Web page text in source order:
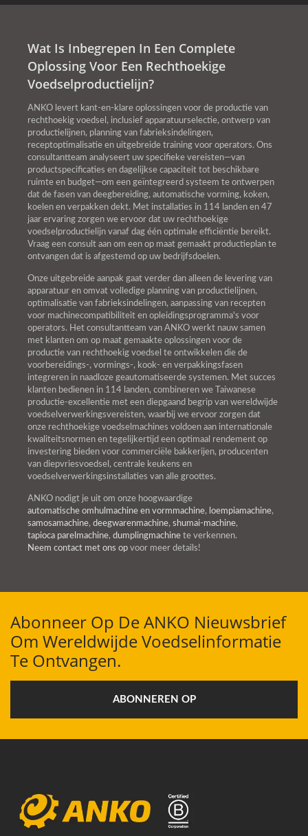
Wat Is Inbegrepen In Een Complete
Oplossing Voor Een Rechthoekige
Voedselproductielijn?
ANKO levert kant-en-klare oplossingen voor de productie van
rechthoekig voedsel, inclusief apparatuurselectie, ontwerp van
productielijnen, planning van fabrieksindelingen,
receptoptimalisatie en uitgebreide training voor operators. Ons
consultantteam analyseert uw specifieke vereisten—van
productspecificaties en dagelijkse capaciteit tot beschikbare
ruimte en budget—om een geïntegreerd systeem te ontwerpen
dat de fasen van deegbereiding, automatische vorming, koken,
koelen en verpakken dekt. Met installaties in 114 landen en 47
jaar ervaring zorgen we ervoor dat uw rechthoekige
voedselproductielijn vanaf dag één optimale efficiëntie bereikt.
Vraag een consult aan om een op maat gemaakt productieplan te
ontvangen dat is afgestemd op uw bedrijfsdoelen.
Onze uitgebreide aanpak gaat verder dan alleen de levering van
apparatuur en omvat volledige planning van productielijnen,
optimalisatie van fabrieksindelingen, aanpassing van recepten
voor machinecompatibiliteit en opleidingsprogramma's voor
operators. Het consultantteam van ANKO werkt nauw samen
met klanten om op maat gemaakte oplossingen voor de
productie van rechthoekig voedsel te ontwikkelen die de
voorbereidings-, vormings-, kook- en verpakkingsfasen
integreren in naadloze geautomatiseerde systemen. Met succes
klanten bedienen in 114 landen, combineren we Taiwanese
productie-excellentie met een diepgaand begrip van wereldwijde
voedselverwerkingsvereisten, waarbij we ervoor zorgen dat
onze rechthoekige voedselmachines voldoen aan internationale
kwaliteitsnormen en tegelijkertijd een optimaal rendement op
investering bieden voor commerciële bakkerijen, producenten
van diepvriesvoedsel, centrale keukens en
voedselverwerkingsinstallaties van alle groottes.
ANKO nodigt je uit om onze hoogwaardige
automatische omhulmachine en vormmachine, loempiamachine,
samosamachine, deegwarenmachine, shumai-machine,
tapioca parelmachine, dumplingmachine te verkennen.
Neem contact met ons op voor meer details!
Abonneer Op De ANKO Nieuwsbrief
Om Wereldwijde Voedselinformatie
Te Ontvangen.
ABONNEREN OP